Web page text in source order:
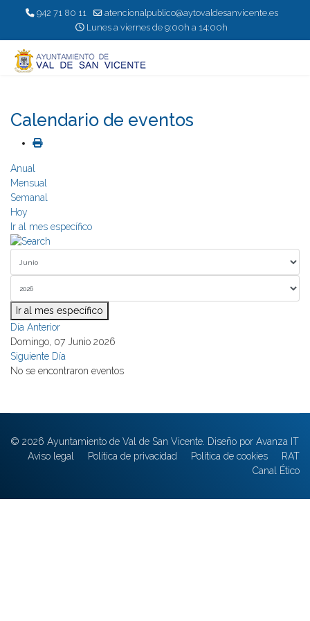
942 71 80 11
atencionalpublico@aytovaldesanvicente.es
Lunes a viernes de 9:00h a 14:00h
Calendario de eventos
Anual
Mensual
Semanal
Hoy
Ir al mes específico
Ir al mes específico
Día Anterior
Domingo, 07 Junio 2026
Siguiente Día
No se encontraron eventos
© 2026 Ayuntamiento de Val de San Vicente. Diseño por Avanza IT
Aviso legal
Política de privacidad Política de cookies
RAT
Canal Ético